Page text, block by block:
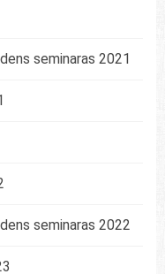
seminaras 2021
seminaras 2022